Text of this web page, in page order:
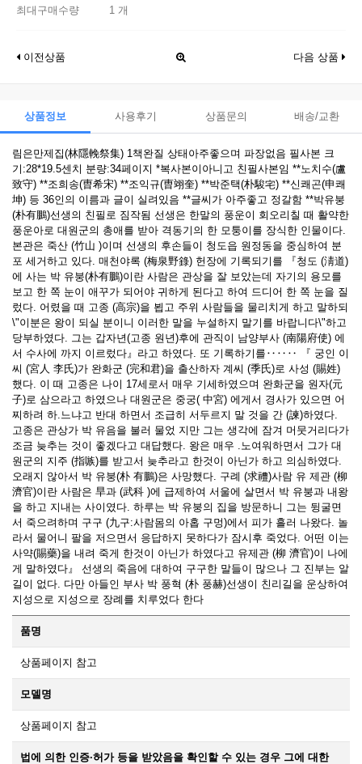
최대구매수량
1 개
이전상품 다음 상품
상품정보 사용후기 상품문의 배송/교환
림은만제집(林隱輓祭集) 1책완질 상태아주좋으며 파장없음 필사본 크
기:28*19.5센치 분량:34페이지 *복사본이아니고 친필사본임 **노치수(盧
致守) **조희송(曺希宋) **조익규(曺翊奎) **박준택(朴駿宅) **신쾌곤(申쾌
坤) 등 36인의 이름과 글이 실려있음 **글씨가 아주좋고 정갈함 **박유붕
(朴有鵬)선생의 친필로 짐작됨 선생은 한말의 풍운이 회오리칠 때 활약한
풍운아로 대원군의 총애를 받아 격동기의 한 모퉁이를 장식한 인물이다.
본관은 죽산 (竹山 )이며 선생의 후손들이 청도읍 원정동을 중심하여 분
포 세거하고 있다. 매천야록 (梅泉野錄) 헌장에 기록되기를 『청도 (淸道)
에 사는 박 유붕(朴有鵬)이란 사람은 관상을 잘 보았는데 자기의 용모를
보고 한 쪽 눈이 애꾸가 되어야 귀하게 된다고 하여 드디어 한 쪽 눈을 질
렀다. 어렸을 때 고종 (高宗)을 뵙고 주위 사람들을 물리치게 하고 말하되
\"이분은 왕이 되실 분이니 이러한 말을 누설하지 말기를 바랍니다\"하고
당부하였다. 그는 갑자년(고종 원년)후에 관직이 남양부사 (南陽府使) 에
서 수사에 까지 이르렀다』라고 하였다. 또 기록하기를‥‥‥ 『 궁인 이
씨 (宮人 李氏)가 완화군 (完和君)을 출산하자 계씨 (季氏)로 사성 (賜姓)
했다. 이 때 고종은 나이 17세로서 매우 기세하였으며 완화군을 원자(元
子)로 삼으라고 하였으나 대원군은 중궁( 中宮) 에게서 경사가 있으면 어
찌하려 하.느냐고 반대 하면서 조급히 서두르지 말 것을 간 (諫)하였다.
고종은 관상가 박 유음을 불러 물었 지만 그는 생각에 잠겨 머뭇거리다가
조금 늦추는 것이 좋겠다고 대답했다. 왕은 매우 .노여워하면서 그가 대
원군의 지주 (指嗾)를 받고서 늦추라고 한것이 아닌가 하고 의심하였다.
오래지 않아서 박 유붕(朴 有鵬)은 사망했다. 구례 (求禮)사람 유 제관 (柳
濟官)이란 사람은 旱과 (武科 )에 급제하여 서울에 살면서 박 유붕과 내왕
을 하고 지내는 사이였다. 하루는 박 유붕의 집을 방문하니 그는 뒹굴면
서 죽으려하며 구구 (九구:사람몸의 아홉 구멍)에서 피가 흘러 나왔다. 놀
라서 물어니 팔을 저으면서 응답하지 못하다가 잠시후 죽었다. 어떤 이는
사약(賜藥)을 내려 죽게 한것이 아닌가 하였다고 유제관 (柳 濟官)이 나에
게 말하였다』 선생의 죽음에 대하여 구구한 말들이 많으나 그 진부는 알
길이 없다. 다만 아들인 부사 박 풍혁 (朴 풍赫)선생이 친리길을 운상하여
지성으로 지성으로 장례를 치루었다 한다
품명
상품페이지 참고
모델명
상품페이지 참고
법에 의한 인증·허가 등을 받았음을 확인할 수 있는 경우 그에 대한